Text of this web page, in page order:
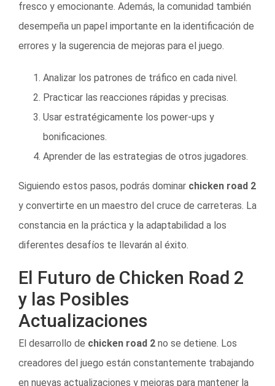
fresco y emocionante. Además, la comunidad también
desempeña un papel importante en la identificación de
errores y la sugerencia de mejoras para el juego.
Analizar los patrones de tráfico en cada nivel.
Practicar las reacciones rápidas y precisas.
Usar estratégicamente los power-ups y
bonificaciones.
Aprender de las estrategias de otros jugadores.
Siguiendo estos pasos, podrás dominar chicken road 2
y convertirte en un maestro del cruce de carreteras. La
constancia en la práctica y la adaptabilidad a los
diferentes desafíos te llevarán al éxito.
El Futuro de Chicken Road 2
y las Posibles
Actualizaciones
El desarrollo de chicken road 2 no se detiene. Los
creadores del juego están constantemente trabajando
en nuevas actualizaciones y mejoras para mantener la